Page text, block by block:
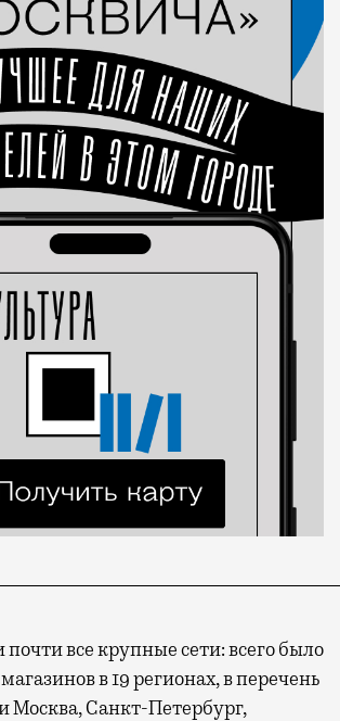
все крупные сети: всего было
в 19 регионах, в перечень
Москва, Санкт-Петербург,